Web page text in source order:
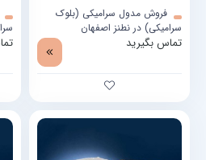
فروش مدول سرامیکی (بلوک
سرامیکی) در نطنز اصفهان
تماس بگیرید